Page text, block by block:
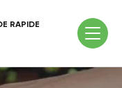
RAPIDE